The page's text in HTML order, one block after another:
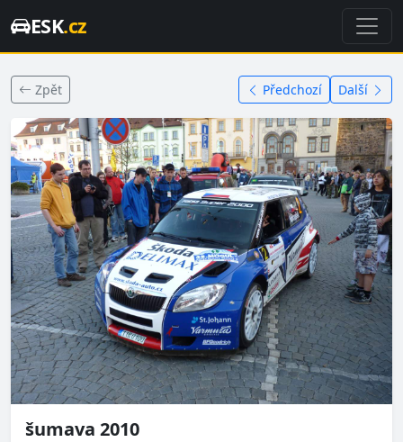
ESK.cz
Zpět Předchozí Další
šumava 2010